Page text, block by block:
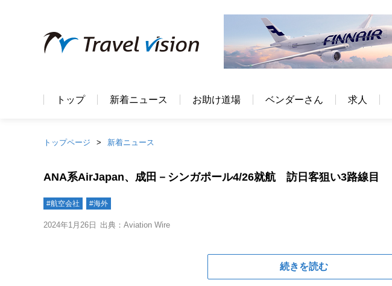
トップ 新着ニュース お助け道場 ベンダーさん 求人
トップページ 新着ニュース
ANA系AirJapan、成田－シンガポール4/26就航 訪日客狙い3路線目
#航空会社 #海外
2024年1月26日 出典：Aviation Wire
続きを読む